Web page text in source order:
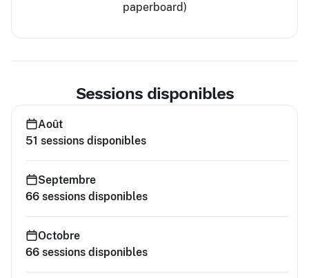
paperboard)
Sessions disponibles
Août
51 sessions disponibles
Septembre
66 sessions disponibles
Octobre
66 sessions disponibles